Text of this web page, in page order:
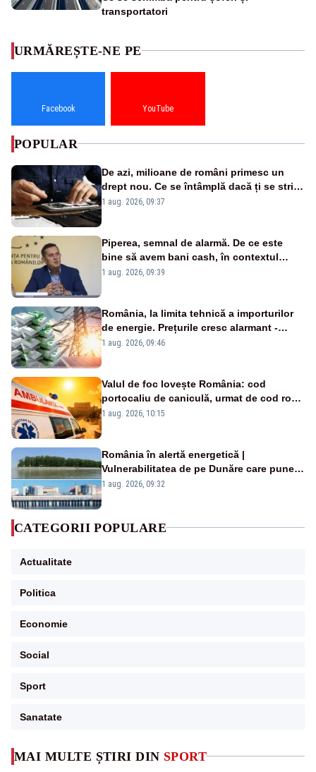
transportatori
MAI MULTE ȘTIRI DIN SPORT
URMĂREȘTE-NE PE
Facebook YouTube
POPULAR
De azi, milioane de români primesc un
drept nou. Ce se întâmplă dacă ți se strică
un produs
1 aug. 2026, 09:37
Piperea, semnal de alarmă. De ce este
bine să avem bani cash, în contextul
alertei energetice?
1 aug. 2026, 09:39
România, la limita tehnică a importurilor
de energie. Prețurile cresc alarmant -
Analiză Realitatea Plus
1 aug. 2026, 09:46
Valul de foc lovește România: cod
portocaliu de caniculă, urmat de cod roșu
duminică. Temperaturile urcă spre 40°C
1 aug. 2026, 10:15
România în alertă energetică |
Vulnerabilitatea de pe Dunăre care pune
în pericol Centrala Cernavodă era
1 aug. 2026, 09:32
CATEGORII POPULARE
Actualitate
Politica
Economie
Social
Sport
Sanatate